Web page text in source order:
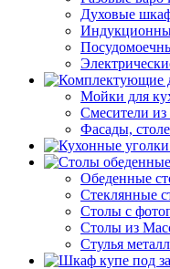
Духовые
Мойки для
Смесители из
Фасады,
Обеденные
Стеклянные
Столы с
Столы из
Стулья